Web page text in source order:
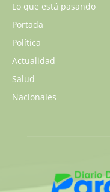
Lo que está pasando
Portada
Política
Actualidad
Salud
Nacionales